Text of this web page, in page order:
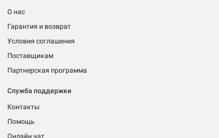
О нас
Гарантия и возврат
Условия соглашения
Поставщикам
Партнерская программа
Служба поддержки
Контакты
Помощь
Онлайн чат